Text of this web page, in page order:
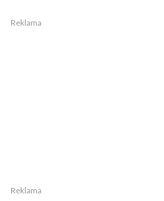
Reklama
Reklama